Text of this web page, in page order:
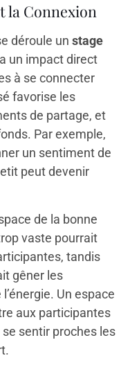
la Connexion
déroule un stage
a un impact direct
à se connecter
favorise les
de partage, et
Par exemple,
un sentiment de
peut devenir
de la bonne
vaste pourrait
tandis
gêner les
Un espace
aux participantes
se sentir proches les